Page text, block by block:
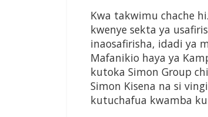
Kwa takwimu chache
kwenye sekta ya
inaosafirisha, idadi ya
Mafanikio haya ya
kutoka Simon Group
Simon Kisena na si
kutuchafua kwamba